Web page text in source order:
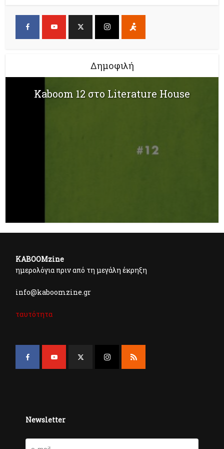
Δημοφιλή
Kaboom 12 στο Literature House
KABOOMzine
ημερολόγια πριν από τη μεγάλη έκρηξη
info@kaboomzine.gr
ταυτότητα
Newsletter